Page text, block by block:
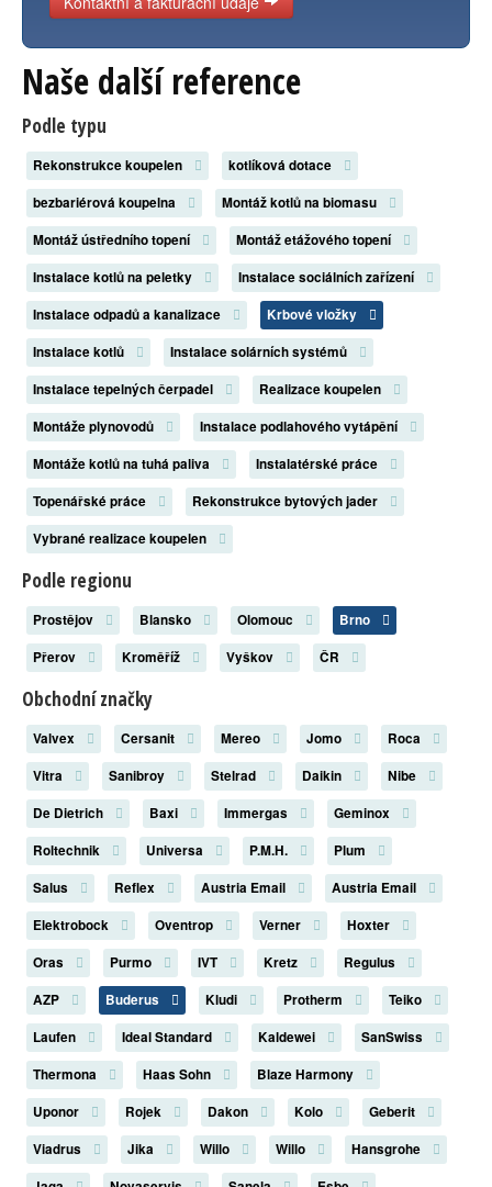
Naše další reference
Podle typu
Rekonstrukce koupelen
kotlíková dotace
bezbariérová koupelna
Montáž kotlů na biomasu
Montáž ústředního topení
Montáž etážového topení
Instalace kotlů na peletky
Instalace sociálních zařízení
Instalace odpadů a kanalizace
Krbové vložky
Instalace kotlů
Instalace solárních systémů
Instalace tepelných čerpadel
Realizace koupelen
Montáže plynovodů
Instalace podlahového vytápění
Montáže kotlů na tuhá paliva
Instalatérské práce
Topenářské práce
Rekonstrukce bytových jader
Vybrané realizace koupelen
Podle regionu
Prostějov Blansko Olomouc
Brno
Přerov
Kroměříž Vyškov ČR
Obchodní značky
Valvex Cersanit Mereo Jomo
Roca
Vitra
Sanibroy Stelrad Daikin
Nibe
De Dietrich
Baxi Immergas
Geminox
Roltechnik
Universa P.M.H.
Plum
Salus
Reflex Austria Email
Austria Email
Elektrobock
Oventrop Verner
Hoxter
Oras
Purmo IVT Kretz
Regulus
AZP
Buderus Kludi Protherm
Teiko
Laufen
Ideal Standard Kaldewei
SanSwiss
Thermona
Haas Sohn
Blaze Harmony
Uponor
Rojek Dakon Kolo
Geberit
Viadrus
Jika Willo Willo
Hansgrohe